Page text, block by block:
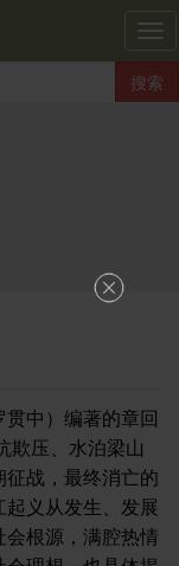
古
诗
集
搜索
贯中）编著的章回
欺压、水泊梁山
战，最终消亡的
义从发生、发展
根源，满腔热情